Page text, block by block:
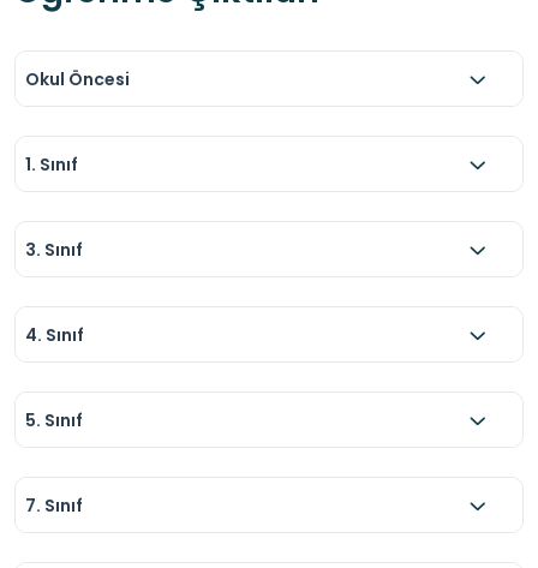
Okul Öncesi
1. Sınıf
3. Sınıf
4. Sınıf
5. Sınıf
7. Sınıf